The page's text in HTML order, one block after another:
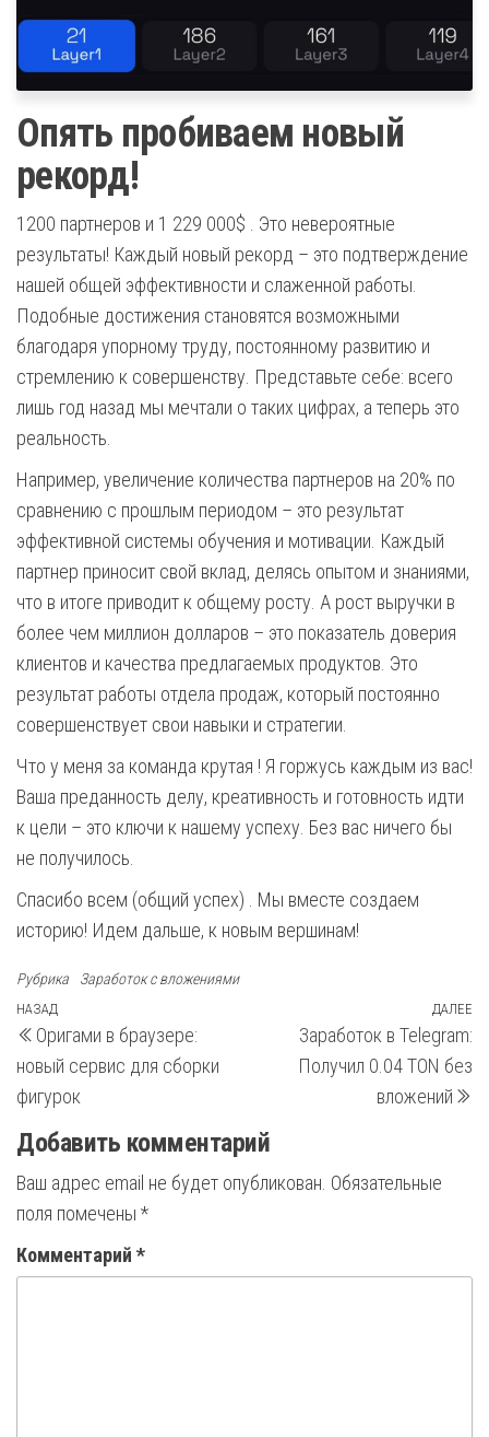
Опять пробиваем новый
рекорд!
1200 партнеров и 1 229 000$ . Это невероятные
результаты! Каждый новый рекорд – это подтверждение
нашей общей эффективности и слаженной работы.
Подобные достижения становятся возможными
благодаря упорному труду, постоянному развитию и
стремлению к совершенству. Представьте себе: всего
лишь год назад мы мечтали о таких цифрах, а теперь это
реальность.
Например, увеличение количества партнеров на 20% по
сравнению с прошлым периодом – это результат
эффективной системы обучения и мотивации. Каждый
партнер приносит свой вклад, делясь опытом и знаниями,
что в итоге приводит к общему росту. А рост выручки в
более чем миллион долларов – это показатель доверия
клиентов и качества предлагаемых продуктов. Это
результат работы отдела продаж, который постоянно
совершенствует свои навыки и стратегии.
Что у меня за команда крутая ! Я горжусь каждым из вас!
Ваша преданность делу, креативность и готовность идти
к цели – это ключи к нашему успеху. Без вас ничего бы
не получилось.
Спасибо всем (общий успех) . Мы вместе создаем
историю! Идем дальше, к новым вершинам!
Рубрика Заработок с вложениями
Навигация
по
записям
Предыдущая
запись
НАЗАД
Оригами в браузере:
новый сервис для сборки
фигурок
ДАЛЕЕ
Заработок в Telegram:
Получил 0.04 TON без
вложений
Добавить комментарий
Ваш адрес email не будет опубликован. Обязательные
поля помечены *
Комментарий *